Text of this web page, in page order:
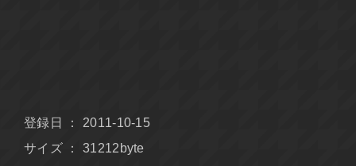
登録日 ： 2011-10-15
サイズ ： 31212byte